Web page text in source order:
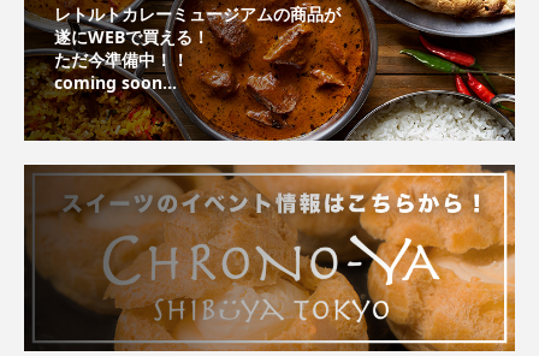
レトルトカレーミュージアムの商品が
遂にWEBで買える！
ただ今準備中！！
coming soon...